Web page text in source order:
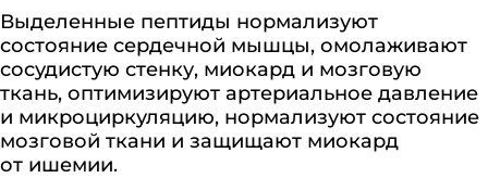
Выделенные пептиды нормализуют
состояние сердечной мышцы, омолаживают
сосудистую стенку, миокард и мозговую
ткань, оптимизируют артериальное давление
и микроциркуляцию, нормализуют состояние
мозговой ткани и защищают миокард
от ишемии.